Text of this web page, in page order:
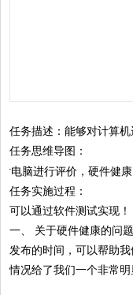
任务描述：能够对计算
任务思维导图：
任务实施过程：
可以通过软件测试实现！
一、 关于硬件健康的问
发布的时间，可以帮助
情况给了我们一个非常明